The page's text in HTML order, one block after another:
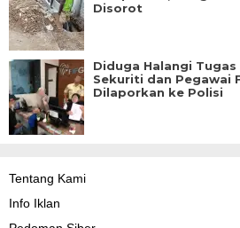
Disorot
Diduga Halangi
Sekuriti dan Pegawai
Dilaporkan ke Polisi
Tentang Kami
Info Iklan